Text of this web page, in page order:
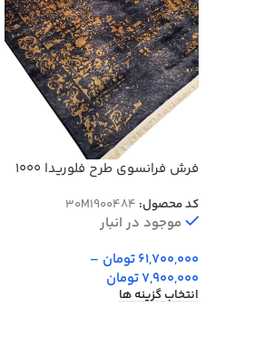
فرش فرانسوی طرح فلوریدا 1000
کد محصول: 30M1900484
موجود در انبار
61,700,000تومان –
7,900,000تومان
انتخاب گزینه ها